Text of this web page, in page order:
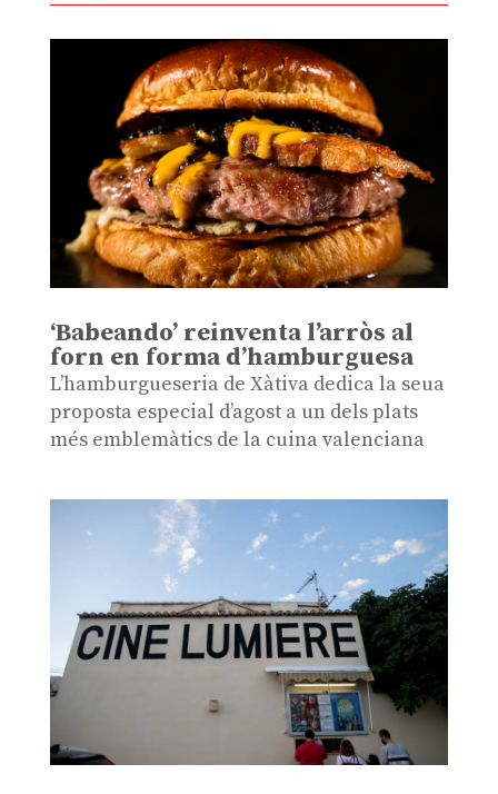
‘Babeando’ reinventa l’arròs al
forn en forma d’hamburguesa
L’hamburgueseria de Xàtiva dedica la seua
proposta especial d’agost a un dels plats
més emblemàtics de la cuina valenciana